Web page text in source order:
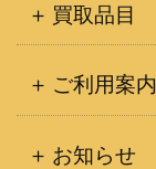
買取品目
ご利用案内
お知らせ